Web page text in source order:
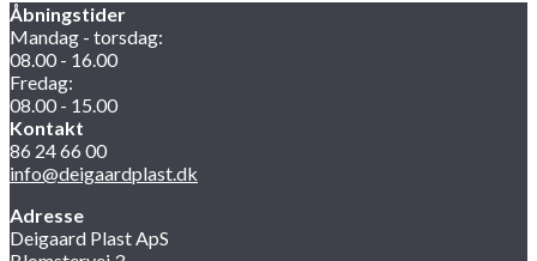
Åbningstider
Mandag - torsdag:
08.00 - 16.00
Fredag:
08.00 - 15.00
Kontakt
86 24 66 00
info@deigaardplast.dk
Adresse
Deigaard Plast ApS